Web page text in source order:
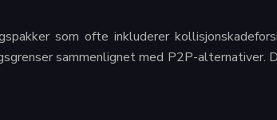
som ofte inkluderer
sammenlignet med P2P-alternativer.